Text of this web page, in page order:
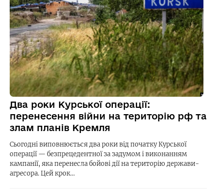
Два роки Курської операції:
перенесення війни на територію рф та
злам планів Кремля
Сьогодні виповнюється два роки від початку Курської
операції — безпрецедентної за задумом і виконанням
кампанії, яка перенесла бойові дії на територію держави-
агресора. Цей крок…